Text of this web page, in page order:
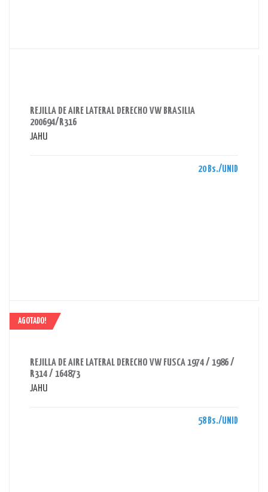
REJILLA DE AIRE LATERAL DERECHO VW BRASILIA
200694/R316
JAHU
20 Bs./UNID
AGOTADO!
REJILLA DE AIRE LATERAL DERECHO VW FUSCA 1974 / 1986 /
R314 / 164873
JAHU
58 Bs./UNID